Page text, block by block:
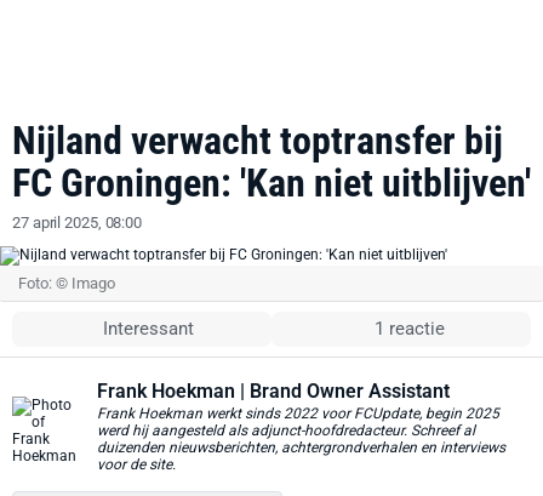
Nijland verwacht toptransfer bij
FC Groningen: 'Kan niet uitblijven'
27 april 2025, 08:00
Foto: © Imago
Interessant 1 reactie
Frank Hoekman | Brand Owner Assistant
Frank Hoekman werkt sinds 2022 voor FCUpdate, begin 2025
werd hij aangesteld als adjunct-hoofdredacteur. Schreef al
duizenden nieuwsberichten, achtergrondverhalen en interviews
voor de site.